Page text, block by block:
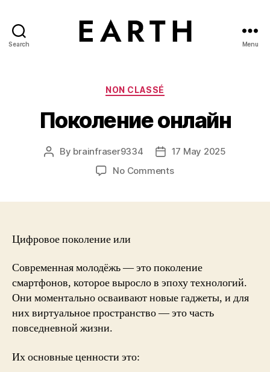
Search Menu
Categories
NON CLASSÉ
Поколение онлайн
Post
By brainfraser9334
Post17 May 2025
No Commentson
Цифровое поколение или
Современная молодёжь — это поколение
смартфонов, которое выросло в эпоху технологий.
Они моментально осваивают новые гаджеты, и для
них виртуальное пространство — это часть
повседневной жизни.
Их основные ценности это: